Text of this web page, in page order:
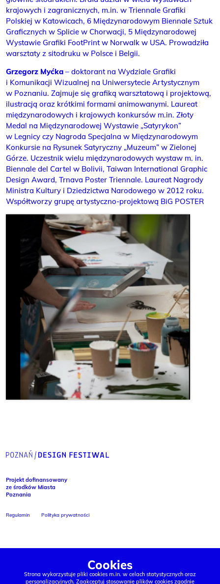
krajowych i zagranicznych, m.in. w Triennale Grafiki
Polskiej w Katowicach, 6 Międzynarodowym Biennale Sztuk
Graficznych w Splicie w Chorwacji, 5 Międzynarodowej
Wystawie Grafiki FootPrint w Norwalk w USA. Prowadziła
warsztaty z sitodruku w Polsce i Belgii.
Grzegorz Myćka – doktorant na Wydziale Grafiki
i Komunikacji Wizualnej na Uniwersytecie Artystycznym
w Poznaniu. Zajmuje się grafiką warsztatową i projektową,
ilustracją oraz krótkimi formami animowanymi. Laureat
międzynarodowych i krajowych konkursów m.in. Złoty
Medal na Międzynarodowej Wystawie „Satyrykon”
w Legnicy czy Nagroda Specjalna w Międzynarodowym
Konkursie na Rysunek Satyryczny „Muzeum” w Zielonej
Górze. Uczestnik wielu międzynarodowych wystaw m. in.
Biennale del Cartel w Bolivii, Taiwan International Graphic
Design Award, Trnava Poster Triennale. Laureat Nagrody
Ministra Kultury i Dziedzictwa Narodowego w 2012 roku.
Współtworzy grupę artystyczno-projektową BiG POSTER
Projekt dofinansowany
ze środków Miasta
Poznania
Regulamin Polityka prywatności
Cookies
Strona wykorzystuje pliki cookies m.in. w celach statystycznych oraz
personalizacyjnych. Zaakceptuj stosowanie plików cookies zgodnie